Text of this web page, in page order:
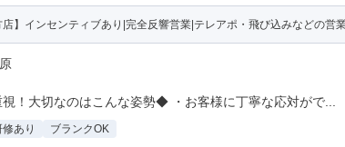
店】インセンティブあり|完全反響営業|テレアポ・飛び込みなどの営
！大切なのはこんな姿勢◆ ・お客様に丁寧な応対がで...
修あり ブランクOK